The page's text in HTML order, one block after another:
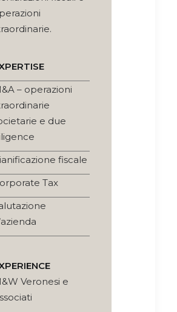
– operazioni
e due
fiscale
Tax
Veronesi e